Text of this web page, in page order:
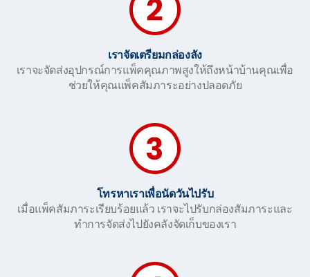
เราจัดเตรียมกล่องลัง
เราจะจัดส่งอุปกรณ์การแพ็คคุณภาพสูงให้ถึงหน้าบ้านคุณเพื่อ
ช่วยให้คุณแพ็คสัมภาระอย่างปลอดภัย
โทรหาเราเพื่อนัดวันไปรับ
เมื่อแพ็คสัมภาระเรียบร้อยแล้ว เราจะไปรับกล่องสัมภาระและ
ทำการจัดส่งไปยังคลังจัดเก็บของเรา